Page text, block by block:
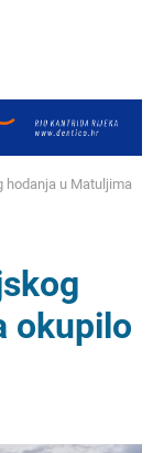
hodanja u Matuljima
okupilo